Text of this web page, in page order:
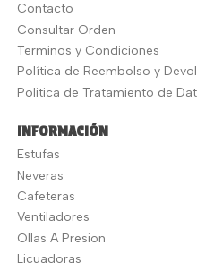
Contacto
Consultar Orden
Terminos y Condiciones
Política de Reembolso y
Politica de Tratamiento de
INFORMACIÓN
Estufas
Neveras
Cafeteras
Ventiladores
Ollas A Presion
Licuadoras